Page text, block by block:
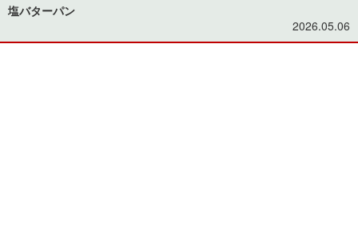
塩バターパン
2026.05.06